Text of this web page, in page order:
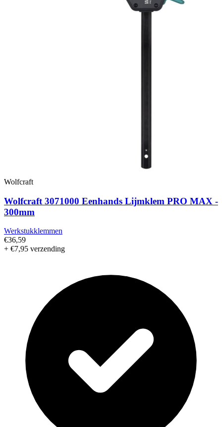
Wolfcraft
Wolfcraft 3071000 Eenhands Lijmklem PRO MAX -
300mm
Werkstukklemmen
€36,59
+ €7,95 verzending